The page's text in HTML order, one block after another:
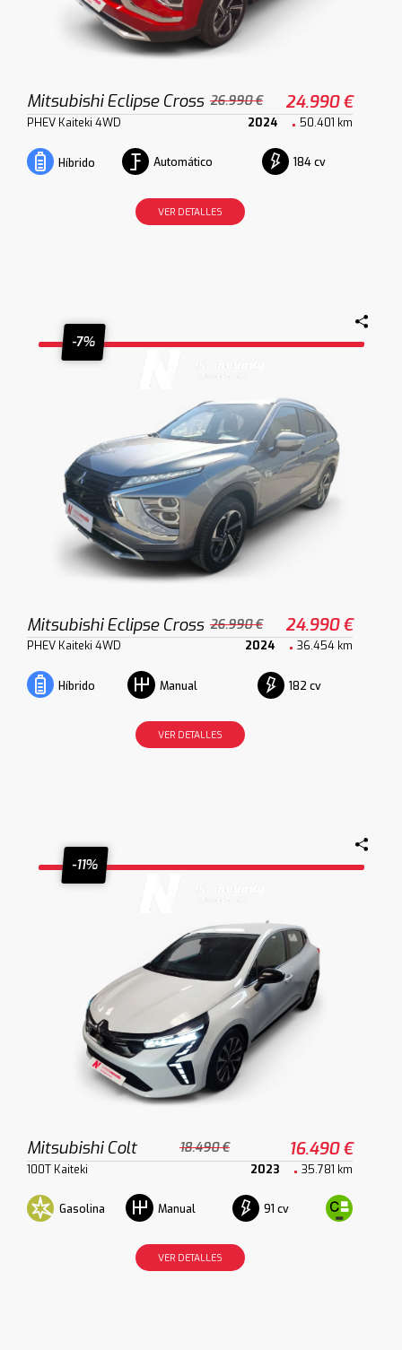
Mitsubishi Eclipse Cross 26.990 € 24.990 €
PHEV Kaiteki 4WD 2024 50.401 km
Híbrido Automático 184 cv
VER DETALLES
-7%
Mitsubishi Eclipse Cross 26.990 € 24.990 €
PHEV Kaiteki 4WD 2024 36.454 km
Híbrido Manual 182 cv
VER DETALLES
-11%
Mitsubishi Colt 18.490 € 16.490 €
100T Kaiteki 2023 35.781 km
Gasolina Manual 91 cv
VER DETALLES